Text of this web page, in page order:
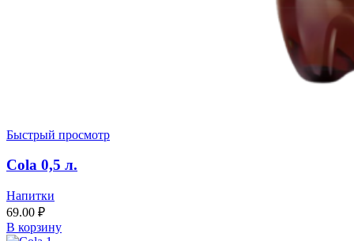
Быстрый просмотр
Cola 0,5 л.
Напитки
69.00 ₽
В корзину